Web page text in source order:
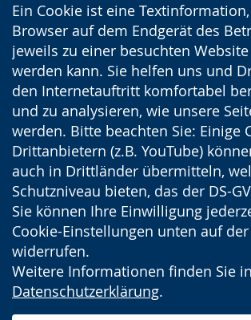
Ein Cookie ist eine
Browser auf dem Endgerät des
jeweils zu einer besuchten
werden kann. Sie helfen uns und
den Internetauftritt komfortabel
und zu analysieren, wie unsere
werden. Bitte beachten Sie: Einige
Drittanbietern (z.B. YouTube)
auch in Drittländer übermitteln,
Schutzniveau bieten, das der DS-
Sie können Ihre Einwilligung
Cookie-Einstellungen unten auf
widerrufen.
Weitere Informationen finden Sie
Datenschutzerklärung.